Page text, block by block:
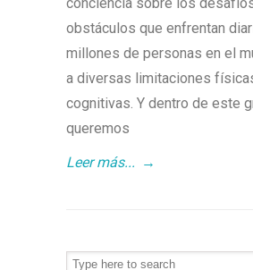
obstáculos que enfrentan
millones de personas en el
a diversas limitaciones
cognitivas. Y dentro de este
queremos
Leer más... →